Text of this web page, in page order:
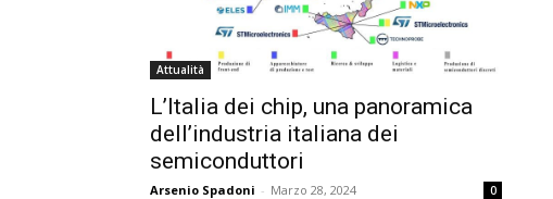
Attualità
L’Italia dei chip, una panoramica
dell’industria italiana dei
semiconduttori
Arsenio Spadoni - Marzo 28, 2024 0